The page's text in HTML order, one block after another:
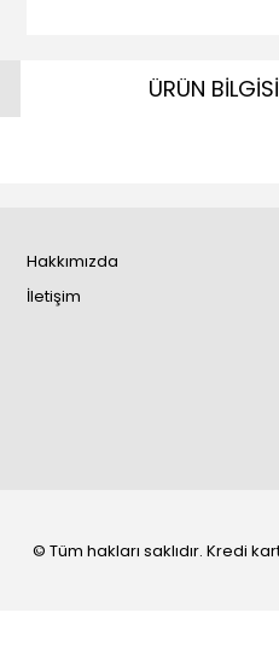
ÜRÜN BİLGİSİ
Hakkımızda
İletişim
© Tüm hakları saklıdır. Kredi